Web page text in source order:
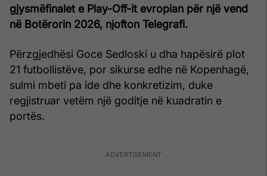
gjysmëfinalet e Play-Off-it evropian për një vend
në Botërorin 2026, njofton Telegrafi.
Përzgjedhësi Goce Sedloski u dha hapësirë plot
21 futbollistëve, por sikurse edhe në Kopenhagë,
sulmi mbeti pa ide dhe konkretizim, duke
regjistruar vetëm një goditje në kuadratin e
portës.